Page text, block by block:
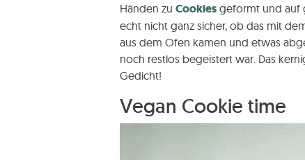
Händen zu Cookies geformt und auf
echt nicht ganz sicher, ob das mit
aus dem Ofen kamen und etwas
noch restlos begeistert war. Das
Gedicht!
Vegan Cookie time